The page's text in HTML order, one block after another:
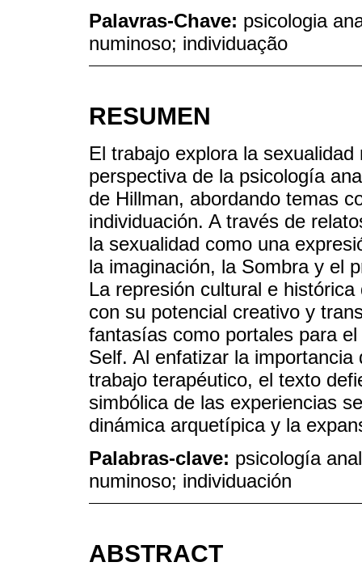
Palavras-Chave: psicologia
numinoso; individuação
RESUMEN
El trabajo explora la
perspectiva de la psicología
de Hillman, abordando temas
individuación. A través de
la sexualidad como una
la imaginación, la Sombra y el
La represión cultural e
con su potencial creativo y
fantasías como portales para
Self. Al enfatizar la
trabajo terapéutico, el texto
simbólica de las experiencias
dinámica arquetípica y la
Palabras-clave: psicología
numinoso; individuación
ABSTRACT